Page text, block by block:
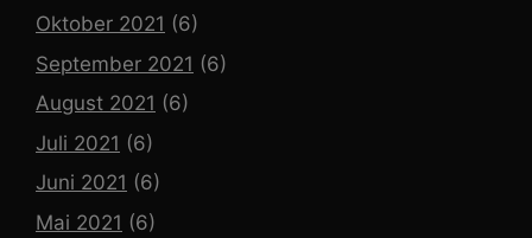
Oktober 2021 (6)
September 2021 (6)
August 2021 (6)
Juli 2021 (6)
Juni 2021 (6)
Mai 2021 (6)